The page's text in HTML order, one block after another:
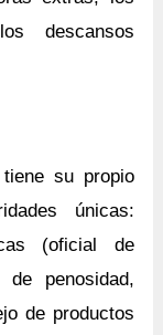
descansos
su propio
únicas:
(oficial de
penosidad,
de productos